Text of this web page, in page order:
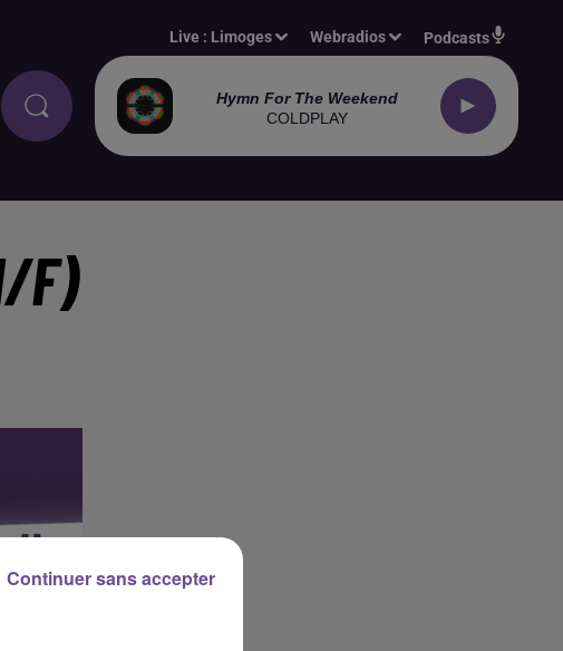
Live : Limoges Webradios Podcasts
Hymn For The Weekend
COLDPLAY
F)
Continuer sans accepter